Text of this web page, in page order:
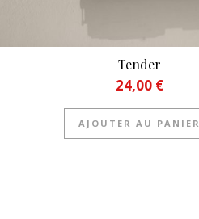
Tender
24,00 €
AJOUTER AU PANIER